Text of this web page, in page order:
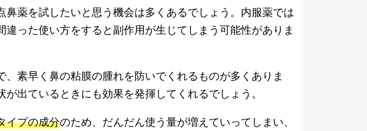
薬を試したいと思う機会は多くあるでしょう。内服薬では
った使い方をすると副作用が生じてしまう可能性がありま
素早く鼻の粘膜の腫れを防いでくれるものが多くありま
出ているときにも効果を発揮してくれるでしょう。
イプの成分のため、だんだん使う量が増えていってしまい、